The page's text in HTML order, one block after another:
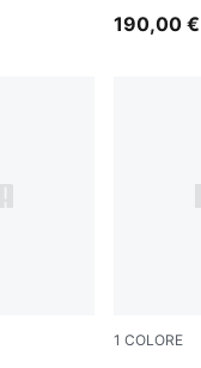
190,00 €
1 COLORE